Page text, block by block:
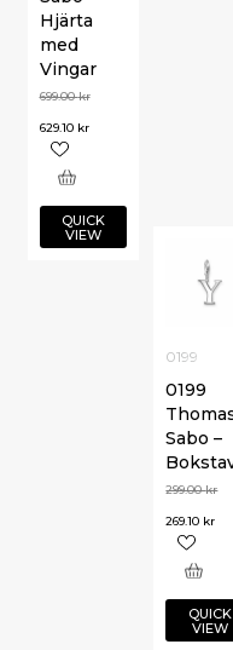
Hjärta
med
Vingar
699.00kr
629.10 kr
QUICK
VIEW
0199
0199
Sabo –
299.00kr
269.10 kr
QUICK
VIEW